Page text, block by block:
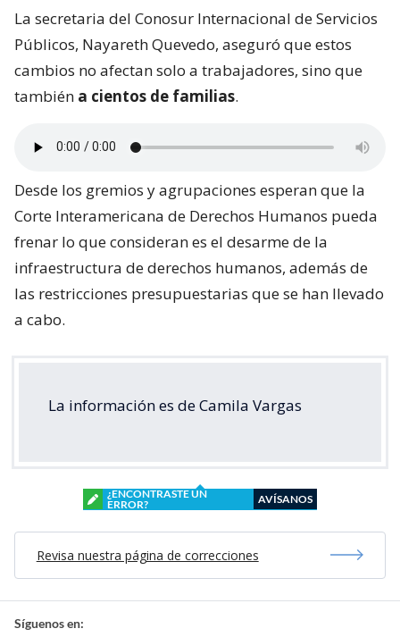
La secretaria del Conosur Internacional de Servicios
Públicos, Nayareth Quevedo, aseguró que estos
cambios no afectan solo a trabajadores, sino que
también a cientos de familias.
Desde los gremios y agrupaciones esperan que la
Corte Interamericana de Derechos Humanos pueda
frenar lo que consideran es el desarme de la
infraestructura de derechos humanos, además de
las restricciones presupuestarias que se han llevado
a cabo.
La información es de Camila Vargas
¿ENCONTRASTE UN
ERROR?
AVÍSANOS
Revisa nuestra página de correcciones
Síguenos en: